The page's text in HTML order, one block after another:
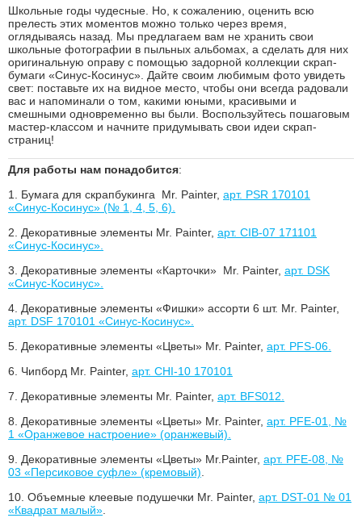
Школьные годы чудесные. Но, к сожалению, оценить всю
прелесть этих моментов можно только через время,
оглядываясь назад. Мы предлагаем вам не хранить свои
школьные фотографии в пыльных альбомах, а сделать для них
оригинальную оправу с помощью задорной коллекции скрап-
бумаги «Синус-Косинус». Дайте своим любимым фото увидеть
свет: поставьте их на видное место, чтобы они всегда радовали
вас и напоминали о том, какими юными, красивыми и
смешными одновременно вы были. Воспользуйтесь пошаговым
мастер-классом и начните придумывать свои идеи скрап-
страниц!
Для работы нам понадобится:
1. Бумага для скрапбукинга Mr. Painter, арт. PSR 170101
«Синус-Косинус» (№ 1, 4, 5, 6).
2. Декоративные элементы Mr. Painter, арт. CIB-07 171101
«Синус-Косинус».
3. Декоративные элементы «Карточки» Mr. Painter, арт. DSK
«Синус-Косинус».
4. Декоративные элементы «Фишки» ассорти 6 шт. Mr. Painter,
арт. DSF 170101 «Синус-Косинус».
5. Декоративные элементы «Цветы» Mr. Painter, арт. PFS-06.
6. Чипборд Mr. Painter, арт. CHI-10 170101
7. Декоративные элементы Mr. Painter, арт. BFS012.
8. Декоративные элементы «Цветы» Mr. Painter, арт. PFE-01, №
1 «Оранжевое настроение» (оранжевый).
9. Декоративные элементы «Цветы» Mr.Painter, арт. PFE-08, №
03 «Персиковое суфле» (кремовый).
10. Объемные клеевые подушечки Mr. Painter, арт. DST-01 № 01
«Квадрат малый».